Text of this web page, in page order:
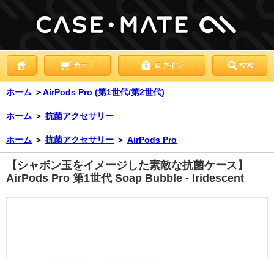
カート ログイン 検索
ホーム ＞AirPods Pro (第1世代/第2世代)
ホーム ＞ 抗菌アクセサリー
ホーム ＞ 抗菌アクセサリー ＞ AirPods Pro
【シャボン玉をイメージした素敵な抗菌ケース】
AirPods Pro 第1世代 Soap Bubble - Iridescent